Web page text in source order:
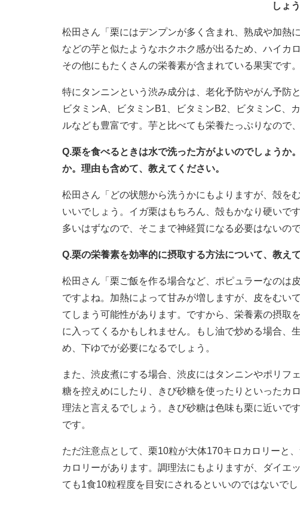
しょ
松田さん「栗にはデンプンが多く含まれ、熟成や加熱
などの芋と似たようなホクホク感が出るため、ハイカ
その他にもたくさんの栄養素が含まれている果実です。
特にタンニンという渋み成分は、老化予防やがん予防
ビタミンA、ビタミンB1、ビタミンB2、ビタミンC、
ルなども豊富です。芋と比べても栄養たっぷりなので
Q.栗を食べるときは水で洗った方がよいのでしょうか
か。理由も含めて、教えてください。
松田さん「どの状態から洗うかにもよりますが、殻を
いいでしょう。イガ栗はもちろん、殻もかなり硬いで
多いはずなので、そこまで神経質になる必要はないの
Q.栗の栄養素を効率的に摂取する方法について、教えて
松田さん「栗ご飯を作る場合など、ポピュラーなのは
ですよね。加熱によって甘みが増しますが、皮をむい
てしまう可能性があります。ですから、栄養素の摂取
に入ってくるかもしれません。もし油で炒める場合、
め、下ゆでが必要になるでしょう。
また、渋皮煮にする場合、渋皮にはタンニンやポリフ
糖を控えめにしたり、きび砂糖を使ったりといったカ
理法と言えるでしょう。きび砂糖は色味も栗に近いで
です。
ただ注意点として、栗10粒が大体170キロカロリーと
カロリーがあります。調理法にもよりますが、ダイエ
ても1食10粒程度を目安にされるといいのではないでし